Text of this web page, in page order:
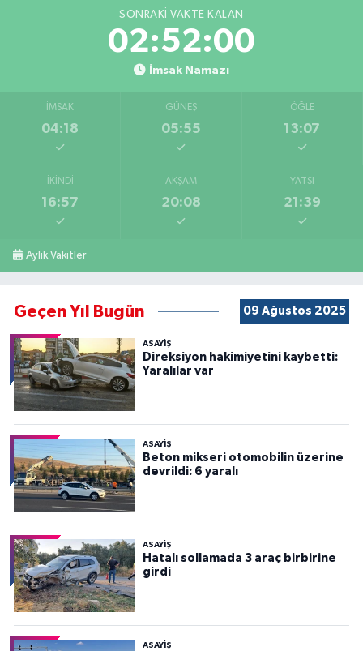
SONRAKI VAKTE KALAN
02:51:59
İmsak Namazı
İMSAK
04:18
GÜNEŞ
05:55
ÖĞLE
13:07
İKINDI
16:57
AKŞAM
20:08
YATSI
21:39
Aylık Vakitler
Geçen Yıl Bugün 09 Ağustos 2025
ASAYİŞ
Direksiyon hakimiyetini kaybetti:
Yaralılar var
ASAYİŞ
Beton mikseri otomobilin üzerine
devrildi: 6 yaralı
ASAYİŞ
Hatalı sollamada 3 araç birbirine
girdi
ASAYİŞ